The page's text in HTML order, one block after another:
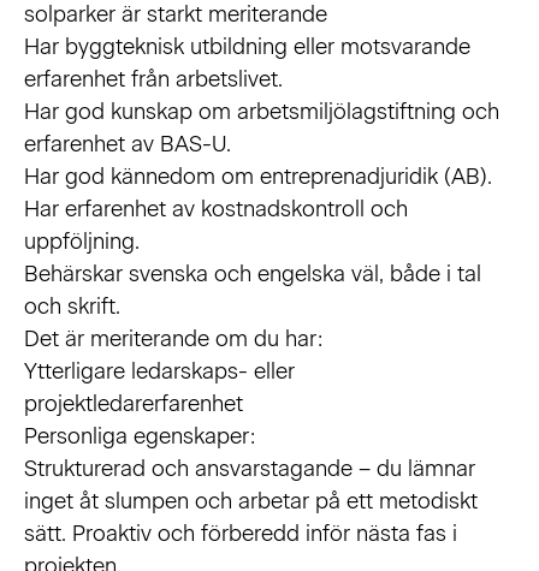
solparker är starkt meriterande
Har byggteknisk utbildning eller motsvarande
erfarenhet från arbetslivet.
Har god kunskap om arbetsmiljölagstiftning och
erfarenhet av BAS-U.
Har god kännedom om entreprenadjuridik (AB).
Har erfarenhet av kostnadskontroll och
uppföljning.
Behärskar svenska och engelska väl, både i tal
och skrift.
Det är meriterande om du har:
Ytterligare ledarskaps- eller
projektledarerfarenhet
Personliga egenskaper:
Strukturerad och ansvarstagande – du lämnar
inget åt slumpen och arbetar på ett metodiskt
sätt. Proaktiv och förberedd inför nästa fas i